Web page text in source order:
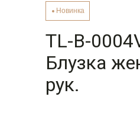
Новинка
TL-B-
Блузка
рук.